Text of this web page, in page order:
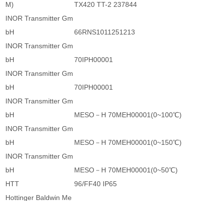
M)
TX420 TT-2 237844
INOR Transmitter Gm
bH
66RNS1011251213
INOR Transmitter Gm
bH
70IPH00001
INOR Transmitter Gm
bH
70IPH00001
INOR Transmitter Gm
bH
MESO－H 70MEH00001(0~100℃)
INOR Transmitter Gm
bH
MESO－H 70MEH00001(0~150℃)
INOR Transmitter Gm
bH
MESO－H 70MEH00001(0~50℃)
HTT
96/FF40 IP65
Hottinger Baldwin Me